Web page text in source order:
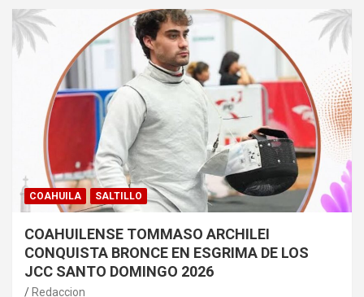
COAHUILA SALTILLO
COAHUILENSE TOMMASO ARCHILEI
CONQUISTA BRONCE EN ESGRIMA DE LOS
JCC SANTO DOMINGO 2026
Redaccion